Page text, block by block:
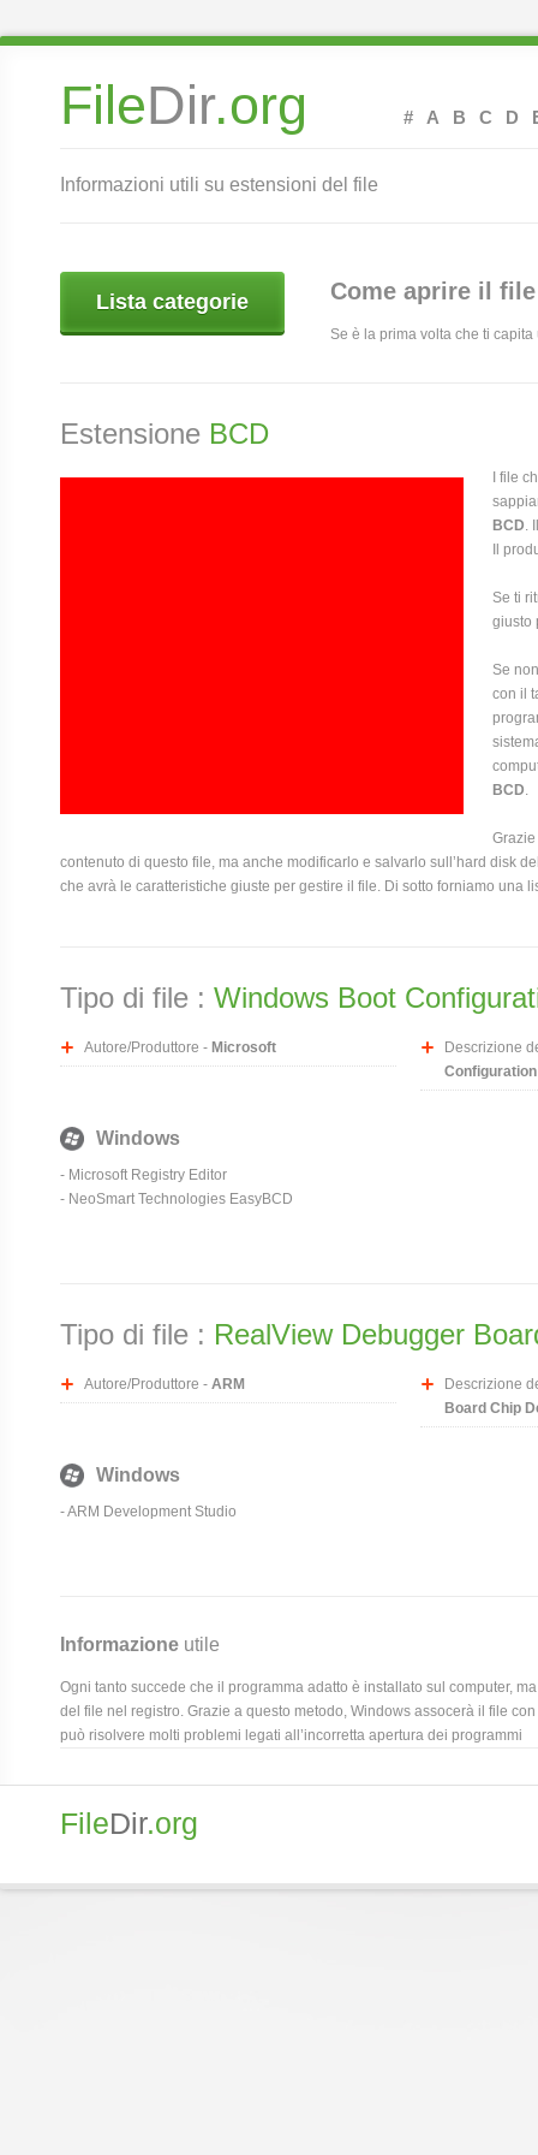
FileDir.org # A B C D
Informazioni utili su estensioni del file
Lista categorie Come aprire il
Se è la prima volta che ti
Estensione BCD
I file
BCD.
Il
Se ti
giusto
Se
con il
BCD.
contenuto di questo file, ma anche modificarlo e salvarlo sull’hard disk
che avrà le caratteristiche giuste per gestire il file. Di sotto forniamo una
Tipo di file : Windows Boot
Autore/Produttore - Microsoft
Descrizione
Windows
- Microsoft Registry Editor
- NeoSmart Technologies EasyBCD
Tipo di file : RealView Debugger
Autore/Produttore - ARM
Descrizione
Board Chip
Windows
-ARM Development Studio
Informazione utile
Ogni tanto succede che il programma adatto è installato sul computer,
del file nel registro. Grazie a questo metodo, Windows assocerà il file
può risolvere molti problemi legati all’incorretta apertura dei programmi
FileDir.org